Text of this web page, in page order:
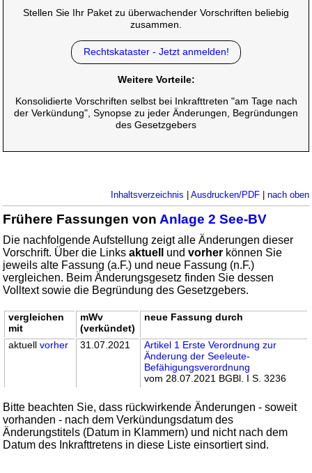
Stellen Sie Ihr Paket zu überwachender Vorschriften beliebig
zusammen.
Rechtskataster - Jetzt anmelden!
Weitere Vorteile:
Konsolidierte Vorschriften selbst bei Inkrafttreten "am Tage nach
der Verkündung", Synopse zu jeder Änderungen, Begründungen
des Gesetzgebers
Inhaltsverzeichnis Ausdrucken/PDF| nach oben
Frühere Fassungen von Anlage 2 See-BV
Die nachfolgende Aufstellung zeigt alle Änderungen dieser
Vorschrift. Über die Linksaktuell undvorher können Sie
jeweils alte Fassung (a.F.) und neue Fassung (n.F.)
vergleichen. Beim Änderungsgesetz finden Sie dessen
Volltext sowie die Begründung des Gesetzgebers.
vergleichen
mit
mWv
(verkündet)
neue Fassung durch
aktuellvorher 31.07.2021
Artikel 1 Erste Verordnung zur
Änderung der Seeleute-
Befähigungsverordnung
vom 28.07.2021 BGBl. I S. 3236
Bitte beachten Sie, dass rückwirkende Änderungen - soweit
vorhanden - nach dem Verkündungsdatum des
Änderungstitels (Datum in Klammern) und nicht nach dem
Datum des Inkrafttretens in diese Liste einsortiert sind.